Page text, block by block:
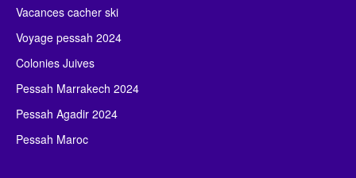
Vacances cacher ski
Voyage pessah 2024
Colonies Juives
Pessah Marrakech 2024
Pessah Agadir 2024
Pessah Maroc